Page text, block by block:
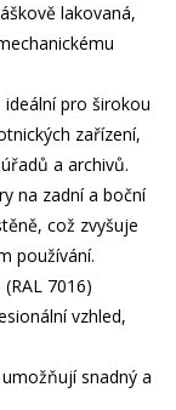
lakovaná,
ideální pro širokou
zařízení,
a archivů.
na zadní a boční
což zvyšuje
používání.
7016)
vzhled,
snadný a